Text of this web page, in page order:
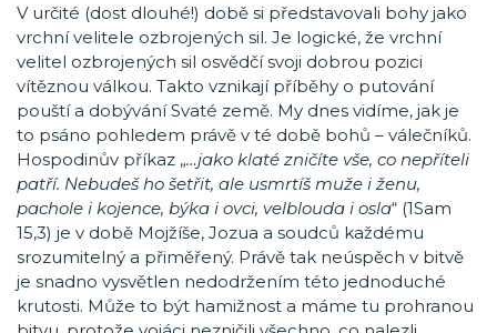
V určité (dost dlouhé!) době si představovali bohy jako
vrchní velitele ozbrojených sil. Je logické, že vrchní
velitel ozbrojených sil osvědčí svoji dobrou pozici
vítěznou válkou. Takto vznikají příběhy o putování
pouští a dobývání Svaté země. My dnes vidíme, jak je
to psáno pohledem právě v té době bohů – válečníků.
Hospodinův příkaz „…jako klaté zničíte vše, co nepříteli
patří. Nebudeš ho šetřit, ale usmrtíš muže i ženu,
pachole i kojence, býka i ovci, velblouda i osla“ (1Sam
15,3) je v době Mojžíše, Jozua a soudců každému
srozumitelný a přiměřený. Právě tak neúspěch v bitvě
je snadno vysvětlen nedodržením této jednoduché
krutosti. Může to být hamižnost a máme tu prohranou